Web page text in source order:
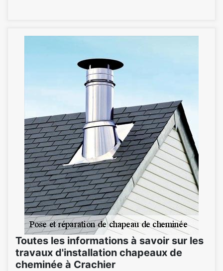
Toutes les informations à savoir sur les
travaux d'installation chapeaux de
cheminée à Crachier